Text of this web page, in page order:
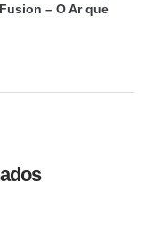
– O Ar que